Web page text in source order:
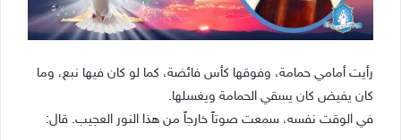
رأيت أمامي حمامة، وفوقها كأس فائضة، كما لو كان فيها نبع، وما
كان يفيض كان يسقي الحمامة ويغسلها.
في الوقت نفسه، سمعت صوتاً خارجاً من هذا النور العجيب. قال: